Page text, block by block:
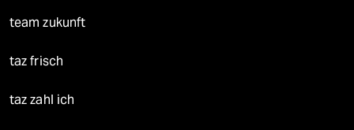
team zukunft
taz frisch
taz zahl ich